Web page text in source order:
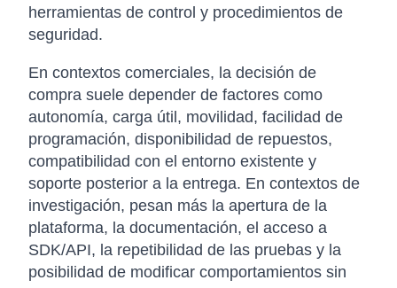
herramientas de control y procedimientos de
seguridad.
En contextos comerciales, la decisión de
compra suele depender de factores como
autonomía, carga útil, movilidad, facilidad de
programación, disponibilidad de repuestos,
compatibilidad con el entorno existente y
soporte posterior a la entrega. En contextos de
investigación, pesan más la apertura de la
plataforma, la documentación, el acceso a
SDK/API, la repetibilidad de las pruebas y la
posibilidad de modificar comportamientos sin